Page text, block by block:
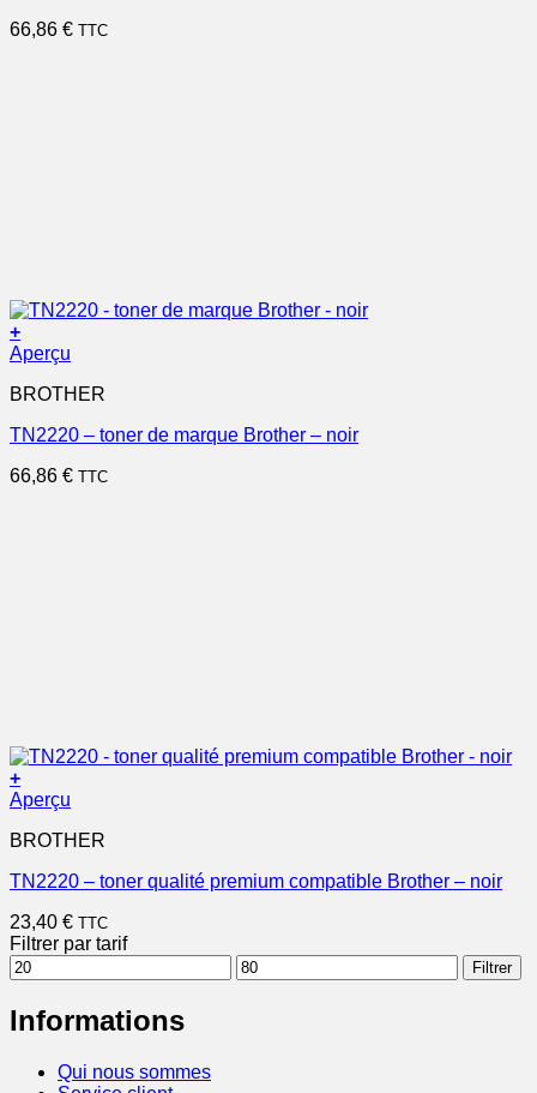
66,86 € TTC
+
Aperçu
BROTHER
TN2220 – toner de marque Brother – noir
66,86 € TTC
+
Aperçu
BROTHER
TN2220 – toner qualité premium compatible Brother – noir
23,40 € TTC
Filtrer par tarif
Prix
min
Prix
max
Filtrer
Informations
Qui nous sommes